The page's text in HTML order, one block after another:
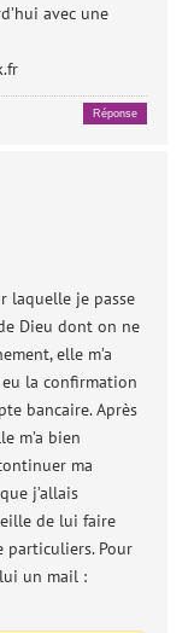
avec une
Réponse
laquelle je passe
Dieu dont on ne
elle m’a
la confirmation
bancaire. Après
m’a bien
ma
j’allais
de lui faire
particuliers. Pour
un mail :